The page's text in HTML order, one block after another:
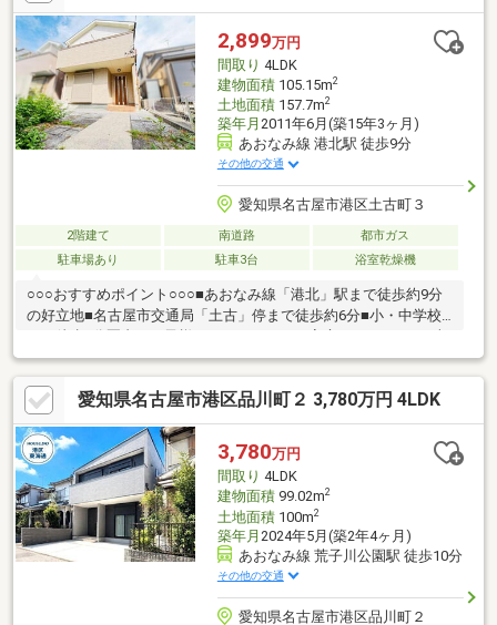
2,899万円
間取り 4LDK
建物面積105.15m2
土地面積157.7m2
築年月 2011年6月(築15年3ヶ月)
あおなみ線 港北駅 徒歩9分
その他の交通
愛知県名古屋市港区土古町３
2階建て 南道路
都市ガス
駐車場あり
駐車3台 浴室乾燥機
○○○おすすめポイント○○○■あおなみ線「港北」駅まで徒歩約9分
の好立地■名古屋市交通局「土古」停まで徒歩約6分■小・中学校
2台駐車可能！サイクルポートあり■家庭農園可能♪お庭には天然
の玉竜も！■徒歩圏内に商業施設多数集結！閑静な住宅地であり
ながら周辺環境充実■ららぽーとやMEGAドンキホーテまで車で10
分圏内○○○周辺環境○○○■小碓小学校 徒歩約3分■港北中学校 徒
歩約5分■土古おおぞら保育園 徒歩約6分■ローソン港区川西通
店 徒歩約3分■スギドラッグ正保店 徒歩約10分■名古屋土古郵
便局 徒歩約5分
愛知県名古屋市港区品川町２ 3,780万円 4LDK
3,780万円
間取り 4LDK
建物面積99.02m2
土地面積100m2
築年月 2024年5月(築2年4ヶ月)
あおなみ線 荒子川公園駅 徒歩10分
その他の交通
愛知県名古屋市港区品川町２